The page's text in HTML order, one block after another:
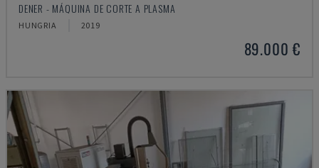
DENER - MÁQUINA DE CORTE A PLASMA
HUNGRIA 2019
89.000 €